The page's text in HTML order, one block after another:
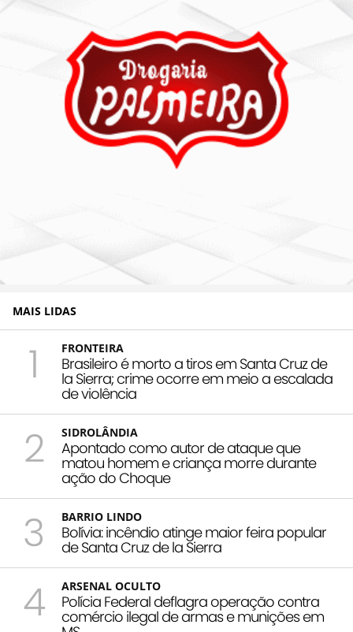
MAIS LIDAS
1 FRONTEIRA
Brasileiro é morto a tiros em Santa Cruz de
la Sierra; crime ocorre em meio a escalada
de violência
2 SIDROLÂNDIA
Apontado como autor de ataque que
matou homem e criança morre durante
ação do Choque
3 BARRIO LINDO
Bolívia: incêndio atinge maior feira popular
de Santa Cruz de la Sierra
4 ARSENAL OCULTO
Polícia Federal deflagra operação contra
comércio ilegal de armas e munições em